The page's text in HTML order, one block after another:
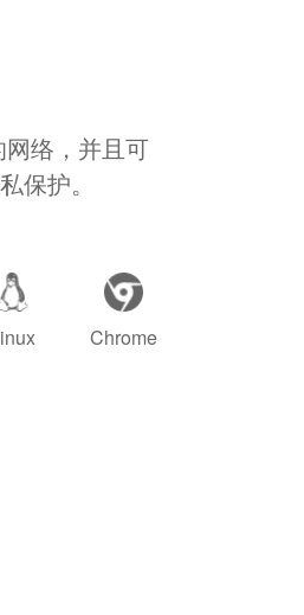
络，并且可
保护。
Chrome